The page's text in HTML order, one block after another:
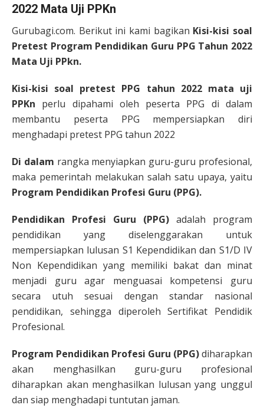
2022 Mata Uji PPKn
Gurubagi.com. Berikut ini kami bagikan Kisi-kisi soal
Pretest Program Pendidikan Guru PPG Tahun 2022
Mata Uji PPkn.
Kisi-kisi soal pretest PPG tahun 2022 mata uji
PPKn perlu dipahami oleh peserta PPG di dalam
membantu peserta PPG mempersiapkan diri
menghadapi pretest PPG tahun 2022
Di dalam rangka menyiapkan guru-guru profesional,
maka pemerintah melakukan salah satu upaya, yaitu
Program Pendidikan Profesi Guru (PPG).
Pendidikan Profesi Guru (PPG) adalah program
pendidikan yang diselenggarakan untuk
mempersiapkan lulusan S1 Kependidikan dan S1/D IV
Non Kependidikan yang memiliki bakat dan minat
menjadi guru agar menguasai kompetensi guru
secara utuh sesuai dengan standar nasional
pendidikan, sehingga diperoleh Sertifikat Pendidik
Profesional.
Program Pendidikan Profesi Guru (PPG)diharapkan
akan menghasilkan guru-guru profesional
diharapkan akan menghasilkan lulusan yang unggul
dan siap menghadapi tuntutan jaman.